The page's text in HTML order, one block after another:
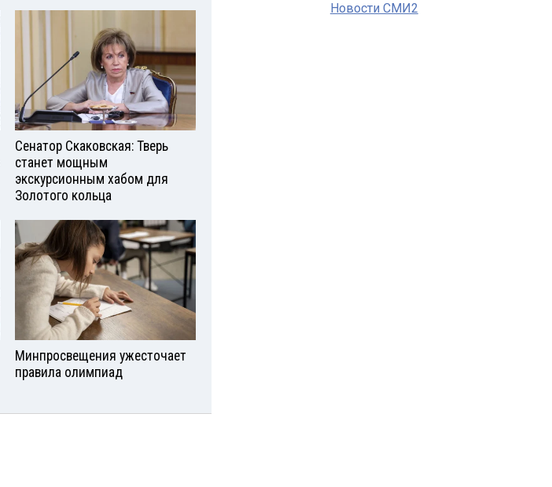
Сенатор Скаковская: Тверь
станет мощным
экскурсионным хабом для
Золотого кольца
Минпросвещения ужесточает
правила олимпиад
Новости СМИ2